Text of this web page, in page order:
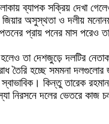
ব্যাপক সক্রিয় দেখা
জিয়ার অসুস্থতা ও দলীয়
পতনের প্রায় পনের মাস
তা দেশজুড়ে দলটির
তৈরি হচ্ছে সমমনা
কিন্তু তারেক
নিরসনে দলের ভেতরে